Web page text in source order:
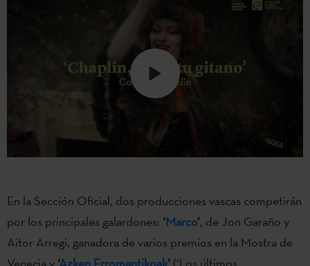
En la Sección Oficial, dos producciones vascas competirán
por los principales galardones: ‘Marco’, de Jon Garaño y
Aitor Arregi, ganadora de varios premios en la Mostra de
Venecia y ‘Azken Erromantikoak’ (‘Los últimos